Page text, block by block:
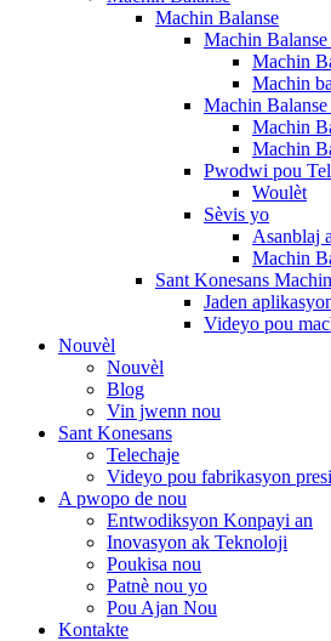
Machin Balanse
Machin
Machin
Machin
Machin
Machin
Machin
Pwodwi pou
Woulèt
Sèvis yo
Asanblaj
Machin
Sant Konesans
Jaden
Videyo pou
Nouvèl
Nouvèl
Blog
Vin jwenn nou
Sant Konesans
Telechaje
Videyo pou fabrikasyon
A pwopo de nou
Entwodiksyon Konpayi an
Inovasyon ak Teknoloji
Poukisa nou
Patnè nou yo
Pou Ajan Nou
Kontakte